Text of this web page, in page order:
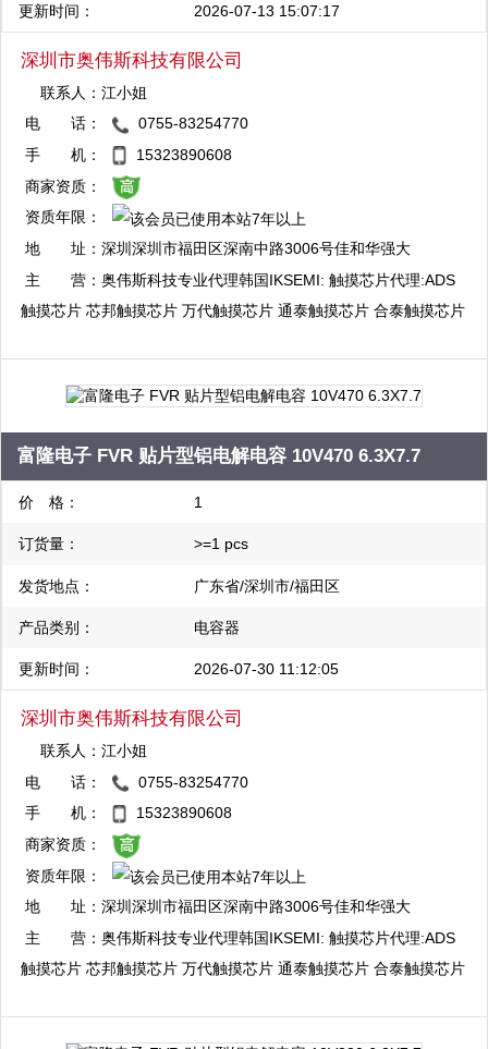
更新时间： 2026-07-13 15:07:17
深圳市奥伟斯科技有限公司
联系人：江小姐
QQ：3003412773
复制
QQ：3003714016
复制
电 话：
0755-83254770
手 机：
15323890608
商家资质：
资质年限：
地 址：深圳深圳市福田区深南中路3006号佳和华强大
厦A座7楼整层
主 营：奥伟斯科技专业代理韩国IKSEMI: 触摸芯片代理:ADS
触摸芯片 芯邦触摸芯片 万代触摸芯片 通泰触摸芯片 合泰触摸芯片
单片机 富仕通单片机:电源管理芯片代理:PI电源管理芯片 启达电源
管理芯片 芯朋微电源管理芯片 中科微马达驱动芯片
富隆电子 FVR 贴片型铝电解电容 10V470 6.3X7.7
价 格： 1
订货量： >=1 pcs
发货地点： 广东省/深圳市/福田区
产品类别： 电容器
更新时间： 2026-07-30 11:12:05
深圳市奥伟斯科技有限公司
联系人：江小姐
QQ：3003412773
复制
QQ：3003714016
复制
电 话：
0755-83254770
手 机：
15323890608
商家资质：
资质年限：
地 址：深圳深圳市福田区深南中路3006号佳和华强大
厦A座7楼整层
主 营：奥伟斯科技专业代理韩国IKSEMI: 触摸芯片代理:ADS
触摸芯片 芯邦触摸芯片 万代触摸芯片 通泰触摸芯片 合泰触摸芯片